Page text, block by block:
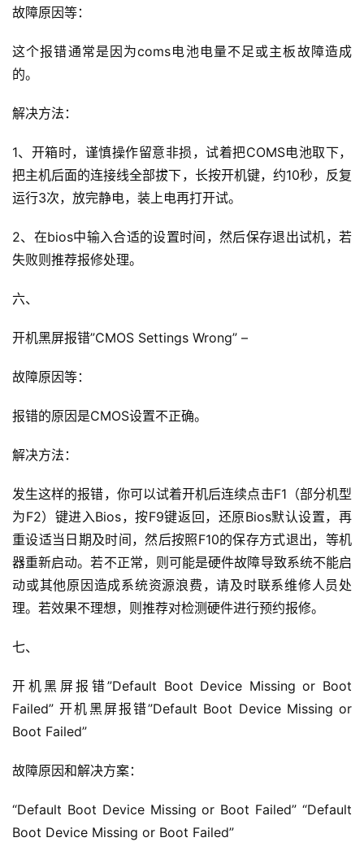
故障原因等：
这个报错通常是因为coms电池电量不足或主板故障造成
的。
解决方法：
1、开箱时，谨慎操作留意非损，试着把COMS电池取下，
把主机后面的连接线全部拔下，长按开机键，约10秒，反复
运行3次，放完静电，装上电再打开试。
2、在bios中输入合适的设置时间，然后保存退出试机，若
失败则推荐报修处理。
六、
开机黑屏报错”CMOS Settings Wrong” –
故障原因等：
报错的原因是CMOS设置不正确。
解决方法：
发生这样的报错，你可以试着开机后连续点击F1（部分机型
为F2）键进入Bios，按F9键返回，还原Bios默认设置，再
重设适当日期及时间，然后按照F10的保存方式退出，等机
器重新启动。若不正常，则可能是硬件故障导致系统不能启
动或其他原因造成系统资源浪费，请及时联系维修人员处
理。 若效果不理想，则推荐对检测硬件进行预约报修。
七、
开机黑屏报错”Default Boot Device Missing or Boot
Failed” 开机黑屏报错”Default Boot Device Missing or
Boot Failed”
故障原因和解决方案：
“Default Boot Device Missing or Boot Failed” “Default
Boot Device Missing or Boot Failed”